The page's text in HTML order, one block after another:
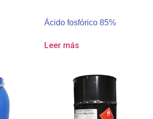
Ácido fosfórico 85%
Leer más